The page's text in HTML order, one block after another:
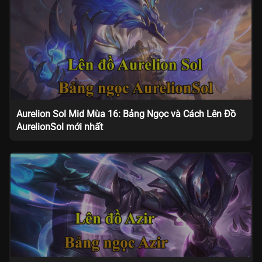
Aurelion Sol Mid Mùa 16: Bảng Ngọc và Cách Lên Đồ
AurelionSol mới nhất